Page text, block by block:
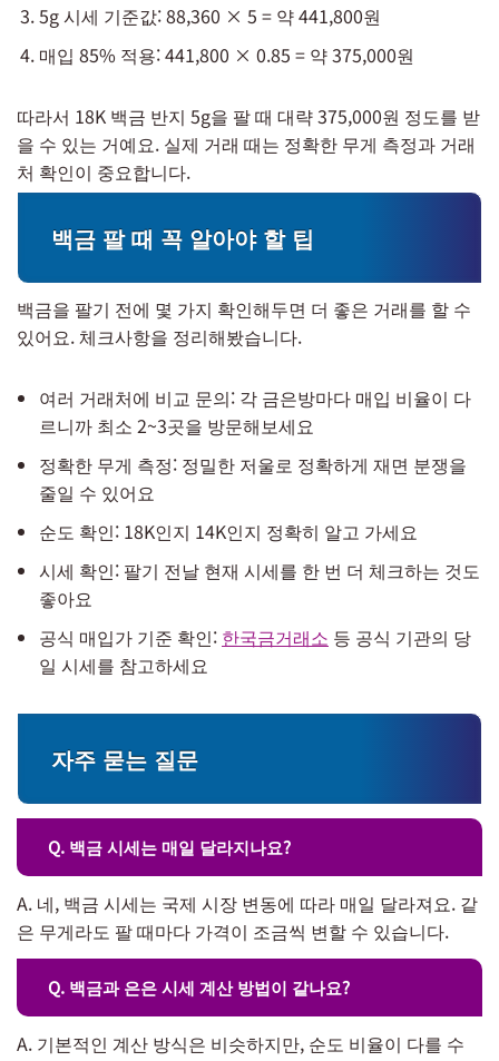
5g 시세 기준값: 88,360 × 5 = 약 441,800원
매입 85% 적용: 441,800 × 0.85 = 약 375,000원
따라서 18K 백금 반지 5g을 팔 때 대략 375,000원 정도를 받
을 수 있는 거예요. 실제 거래 때는 정확한 무게 측정과 거래
처 확인이 중요합니다.
백금 팔 때 꼭 알아야 할 팁
백금을 팔기 전에 몇 가지 확인해두면 더 좋은 거래를 할 수
있어요. 체크사항을 정리해봤습니다.
여러 거래처에 비교 문의: 각 금은방마다 매입 비율이 다
르니까 최소 2~3곳을 방문해보세요
정확한 무게 측정: 정밀한 저울로 정확하게 재면 분쟁을
줄일 수 있어요
순도 확인: 18K인지 14K인지 정확히 알고 가세요
시세 확인: 팔기 전날 현재 시세를 한 번 더 체크하는 것도
좋아요
공식 매입가 기준 확인: 한국금거래소 등 공식 기관의 당
일 시세를 참고하세요
자주 묻는 질문
Q. 백금 시세는 매일 달라지나요?
A. 네, 백금 시세는 국제 시장 변동에 따라 매일 달라져요. 같
은 무게라도 팔 때마다 가격이 조금씩 변할 수 있습니다.
Q. 백금과 은은 시세 계산 방법이 같나요?
A. 기본적인 계산 방식은 비슷하지만, 순도 비율이 다를 수